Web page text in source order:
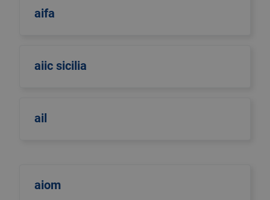
aifa
aiic sicilia
ail
aiom